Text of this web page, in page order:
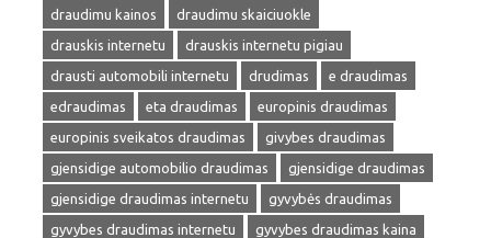
draudimu kainos
draudimu skaiciuokle
drauskis internetu
drauskis internetu pigiau
drausti automobili internetu
drudimas
e draudimas
edraudimas
eta draudimas
europinis draudimas
europinis sveikatos draudimas
givybes draudimas
gjensidige automobilio draudimas
gjensidige draudimas
gjensidige draudimas internetu
gyvybės draudimas
gyvybes draudimas internetu
gyvybes draudimas kaina